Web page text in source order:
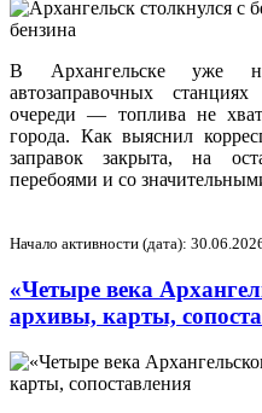
В Архангельске уже
автозаправочных
очереди — топлива не
города. Как выяснил
заправок закрыта, на
перебоями и со
Начало активности (дата):
«Четыре века
архивы, карты,